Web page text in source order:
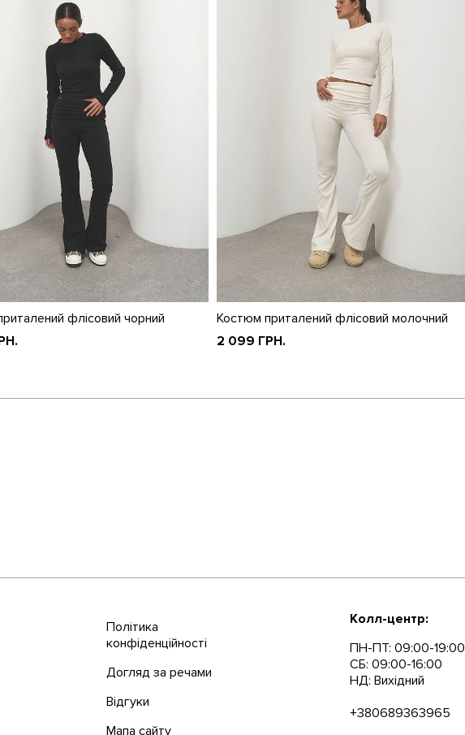
флісовий чорний
Костюм приталений флісовий молочний
2 099 ГРН.
Політика
конфіденційності
Догляд за речами
Відгуки
Мапа сайту
Колл-центр:
ПН-ПТ: 09:00-19:00
СБ: 09:00-16:00
НД: Вихідний
+380689363965